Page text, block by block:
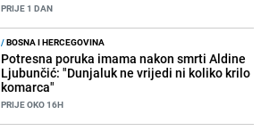
PRIJE 1 DAN
/BOSNA I HERCEGOVINA
Potresna poruka imama nakon smrti Aldine
Ljubunčić: "Dunjaluk ne vrijedi ni koliko krilo
komarca"
PRIJE OKO 16H